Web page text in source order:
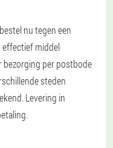
nu tegen een
effectief middel
bezorging per postbode
steden
Levering in